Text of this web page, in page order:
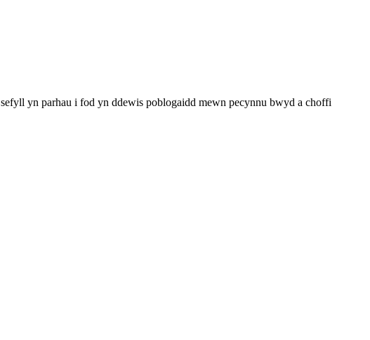
yn parhau i fod yn ddewis poblogaidd mewn pecynnu bwyd a choffi